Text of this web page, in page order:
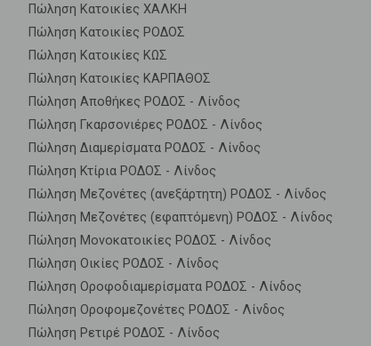
Πώληση Κατοικίες ΧΑΛΚΗ
Πώληση Κατοικίες ΡΟΔΟΣ
Πώληση Κατοικίες ΚΩΣ
Πώληση Κατοικίες ΚΑΡΠΑΘΟΣ
Πώληση Αποθήκες ΡΟΔΟΣ - Λίνδος
Πώληση Γκαρσονιέρες ΡΟΔΟΣ - Λίνδος
Πώληση Διαμερίσματα ΡΟΔΟΣ - Λίνδος
Πώληση Κτίρια ΡΟΔΟΣ - Λίνδος
Πώληση Μεζονέτες (ανεξάρτητη) ΡΟΔΟΣ - Λίνδος
Πώληση Μεζονέτες (εφαπτόμενη) ΡΟΔΟΣ - Λίνδος
Πώληση Μονοκατοικίες ΡΟΔΟΣ - Λίνδος
Πώληση Οικίες ΡΟΔΟΣ - Λίνδος
Πώληση Οροφοδιαμερίσματα ΡΟΔΟΣ - Λίνδος
Πώληση Οροφομεζονέτες ΡΟΔΟΣ - Λίνδος
Πώληση Ρετιρέ ΡΟΔΟΣ - Λίνδος